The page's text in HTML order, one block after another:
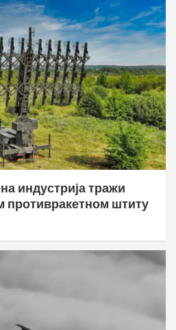
индустрија тражи
противракетном штиту